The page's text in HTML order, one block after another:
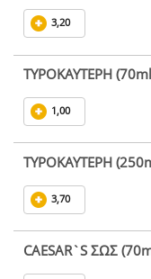
3,20
ΤΥΡΟΚΑΥΤΕΡΗ
1,00
ΤΥΡΟΚΑΥΤΕΡΗ
3,70
CAESAR`S ΣΩΣ